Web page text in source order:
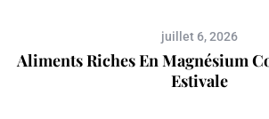
juillet 6, 2026
Aliments Riches En Magnésium
Estivale